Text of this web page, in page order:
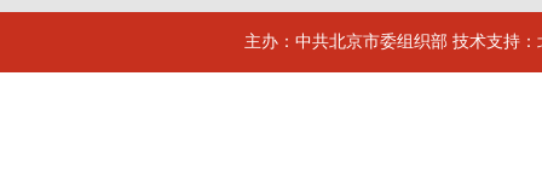
主办：中共北京市委组织部 技术支持